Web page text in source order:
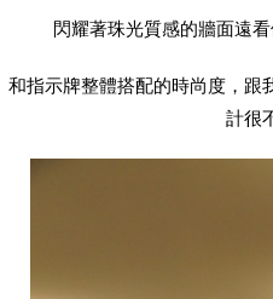
閃耀著珠光質感的牆面遠
和指示牌整體搭配的時尚度，跟
計很